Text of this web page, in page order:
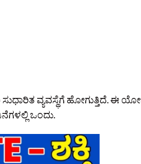
ವ್ಯವಸ್ಥೆಗೆ ಹೋಗುತ್ತಿದೆ. ಈ
ಒಂದು.